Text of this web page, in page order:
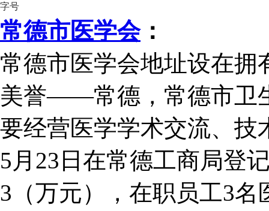
字号
常德市医学会：
常德市医学会地址设在拥
美誉——常德，常德市卫
要经营医学学术交流、技
5月23日在常德工商局登
3（万元），在职员工3名